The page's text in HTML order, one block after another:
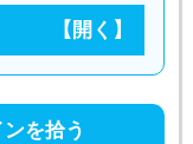
を拾う